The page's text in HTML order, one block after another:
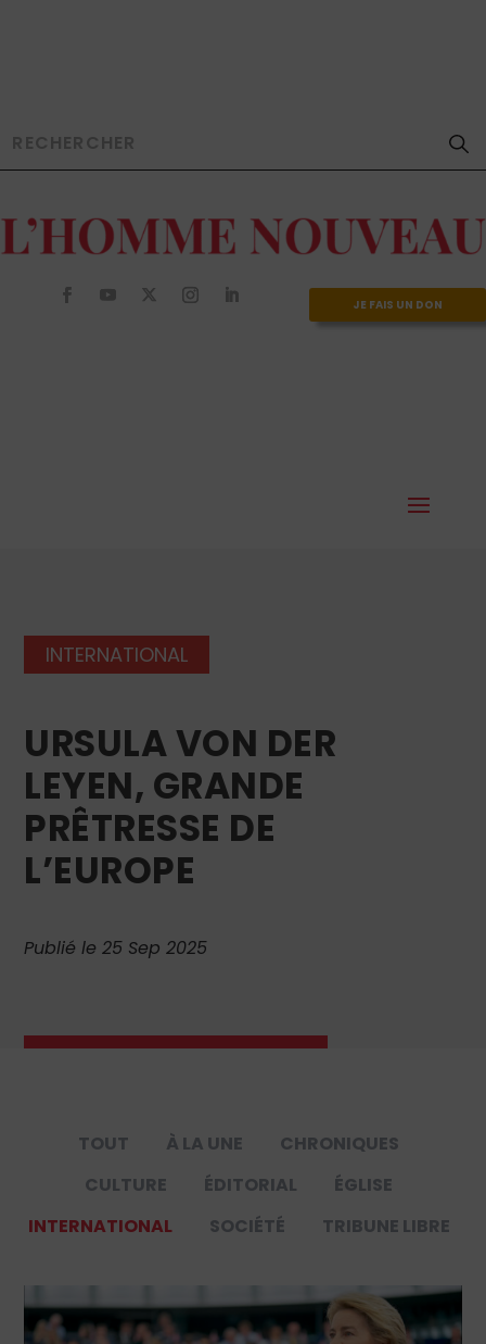
JE FAIS UN DON
INTERNATIONAL
URSULA VON DER
LEYEN, GRANDE
PRÊTRESSE DE
L’EUROPE
Publié le 25 Sep 2025
TOUT À LA UNE
CHRONIQUES
CULTURE
ÉDITORIAL
ÉGLISE
INTERNATIONAL
SOCIÉTÉ TRIBUNE LIBRE